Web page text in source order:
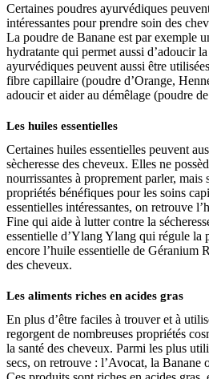
Certaines poudres ayurvédiques
intéressantes pour prendre soin des
La poudre de Banane est par exemple
hydratante qui permet aussi d’adoucir
ayurvédiques peuvent aussi être
fibre capillaire (poudre d’Orange,
adoucir et aider au démêlage (poudre
Les huiles essentielles
Certaines huiles essentielles peuvent
sècheresse des cheveux. Elles ne
nourrissantes à proprement parler, mais
propriétés bénéfiques pour les soins
essentielles intéressantes, on retrouve
Fine qui aide à lutter contre la
essentielle d’Ylang Ylang qui régule la
encore l’huile essentielle de Géranium
des cheveux.
Les aliments riches en acides gras
En plus d’être faciles à trouver et à
regorgent de nombreuses propriétés
la santé des cheveux. Parmi les plus
secs, on retrouve : l’Avocat, la Banane